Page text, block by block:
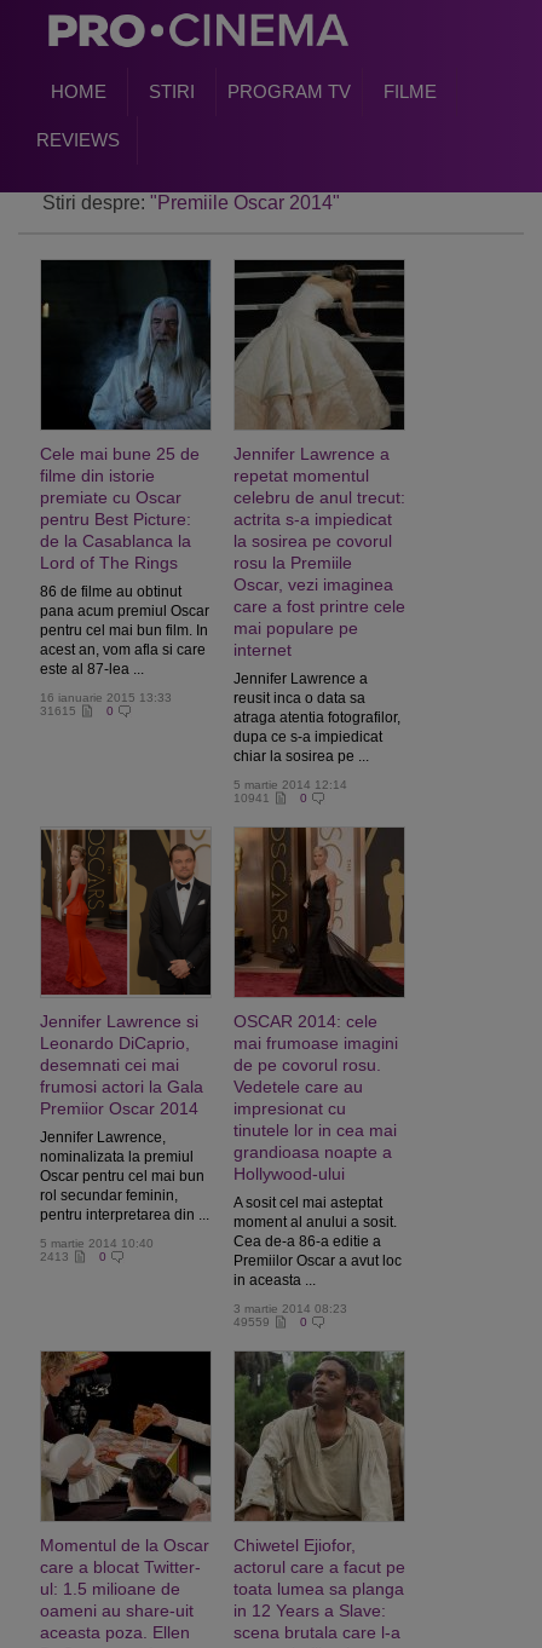
HOME STIRI PROGRAM TV FILME
REVIEWS
Stiri despre: "Premiile Oscar 2014"
Cele mai bune 25 de
filme din istorie
premiate cu Oscar
pentru Best Picture:
de la Casablanca la
Lord of The Rings
86 de filme au obtinut
pana acum premiul Oscar
pentru cel mai bun film. In
acest an, vom afla si care
este al 87-lea ...
16 ianuarie 2015 13:33
31615
0
Jennifer Lawrence a
repetat momentul
celebru de anul trecut:
actrita s-a impiedicat
la sosirea pe covorul
rosu la Premiile
Oscar, vezi imaginea
care a fost printre cele
mai populare pe
internet
Jennifer Lawrence a
reusit inca o data sa
atraga atentia fotografilor,
dupa ce s-a impiedicat
chiar la sosirea pe ...
5 martie 2014 12:14
10941
0
Jennifer Lawrence si
Leonardo DiCaprio,
desemnati cei mai
frumosi actori la Gala
Premiior Oscar 2014
Jennifer Lawrence,
nominalizata la premiul
Oscar pentru cel mai bun
rol secundar feminin,
pentru interpretarea din ...
5 martie 2014 10:40
2413
0
OSCAR 2014: cele
mai frumoase imagini
de pe covorul rosu.
Vedetele care au
impresionat cu
tinutele lor in cea mai
grandioasa noapte a
Hollywood-ului
A sosit cel mai asteptat
moment al anului a sosit.
Cea de-a 86-a editie a
Premiilor Oscar a avut loc
in aceasta ...
3 martie 2014 08:23
49559
0
Momentul de la Oscar
care a blocat Twitter-
ul: 1.5 milioane de
oameni au share-uit
aceasta poza. Ellen
Chiwetel Ejiofor,
actorul care a facut pe
toata lumea sa planga
in 12 Years a Slave:
scena brutala care l-a